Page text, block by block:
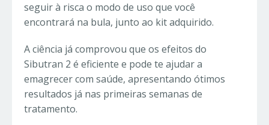
seguir à risca o modo de uso que você
encontrará na bula, junto ao kit adquirido.
A ciência já comprovou que os efeitos do
Sibutran 2 é eficiente e pode te ajudar a
emagrecer com saúde, apresentando ótimos
resultados já nas primeiras semanas de
tratamento.